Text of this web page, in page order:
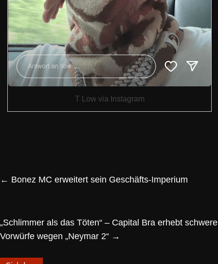
T Low via Instagram
← Bonez MC erweitert sein Geschäfts-Imperium
„Schlimmer als das Töten“ – Capital Bra erhebt schwere
Vorwürfe wegen „Neymar 2“ →